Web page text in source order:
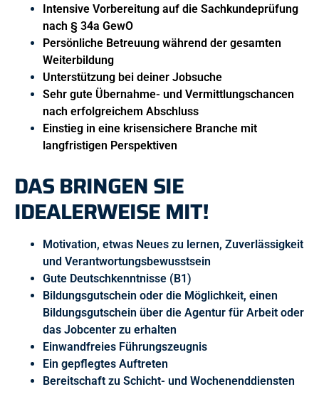
Intensive Vorbereitung auf die Sachkundeprüfung
nach § 34a GewO
Persönliche Betreuung während der gesamten
Weiterbildung
Unterstützung bei deiner Jobsuche
Sehr gute Übernahme- und Vermittlungschancen
nach erfolgreichem Abschluss
Einstieg in eine krisensichere Branche mit
langfristigen Perspektiven
DAS BRINGEN SIE
IDEALERWEISE MIT!
Motivation, etwas Neues zu lernen, Zuverlässigkeit
und Verantwortungsbewusstsein
Gute Deutschkenntnisse (B1)
Bildungsgutschein oder die Möglichkeit, einen
Bildungsgutschein über die Agentur für Arbeit oder
das Jobcenter zu erhalten
Einwandfreies Führungszeugnis
Ein gepflegtes Auftreten
Bereitschaft zu Schicht- und Wochenenddiensten